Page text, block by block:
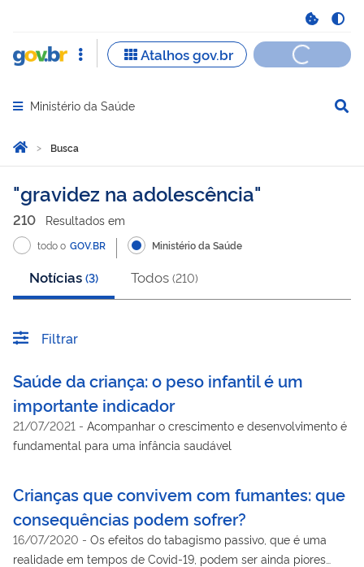
Abrir menu principal de navegação
Ministério da Saúde
Você está aqui:
Página Inicial
Busca
Busca
gravidez na adolescência
210 Resultados em
todo o GOV.BR Ministério da Saúde
Notícias (3) Todos (210)
Filtrar
Saúde da criança: o peso infantil é um
importante indicador
21/07/2021 - Acompanhar o crescimento e desenvolvimento é
fundamental para uma infância saudável
Crianças que convivem com fumantes: que
consequências podem sofrer?
16/07/2020 - Os efeitos do tabagismo passivo, que é uma
realidade em tempos de Covid-19, podem ser ainda piores